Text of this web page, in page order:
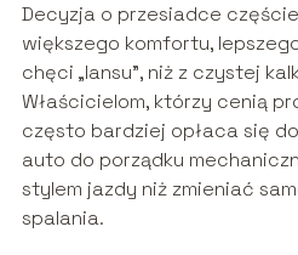
Decyzja o przesiadce
większego komfortu,
chęci „lansu”, niż z czystej
Właścicielom, którzy cenią
często bardziej opłaca się
auto do porządku
stylem jazdy niż zmieniać
spalania.